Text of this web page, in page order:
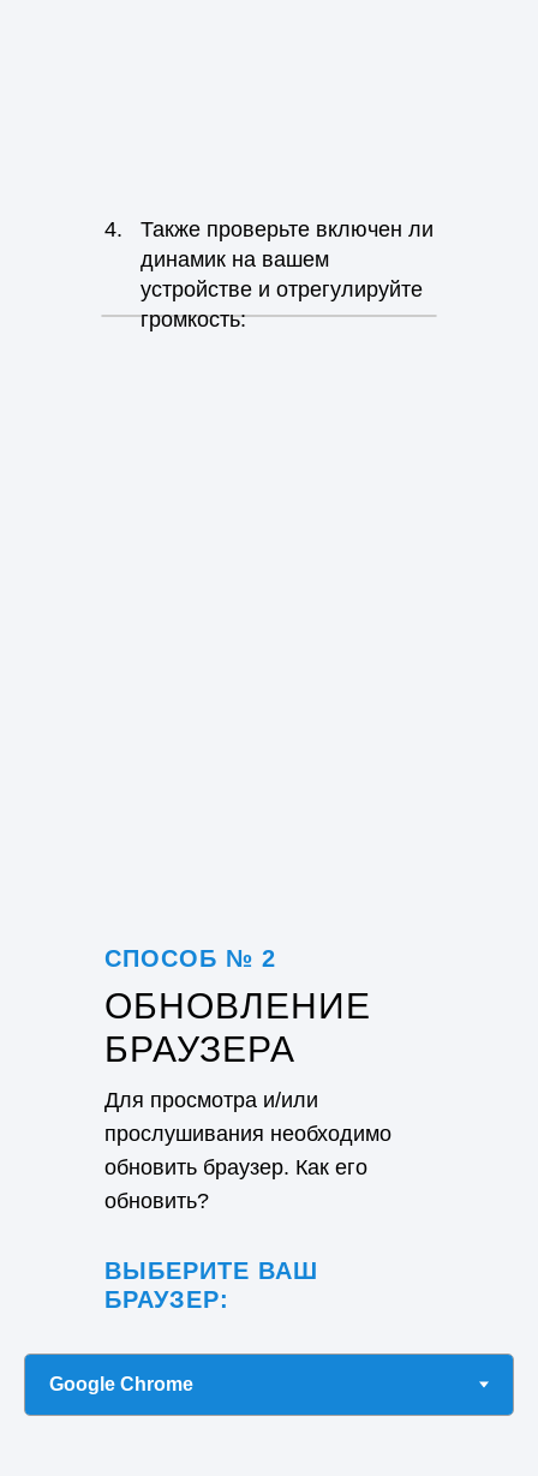
4.
Также проверьте включен ли
динамик на вашем
устройстве и отрегулируйте
громкость:
СПОСОБ № 2
ОБНОВЛЕНИЕ
БРАУЗЕРА
Для просмотра и/или
прослушивания необходимо
обновить браузер. Как его
обновить?
ВЫБЕРИТЕ ВАШ
БРАУЗЕР: